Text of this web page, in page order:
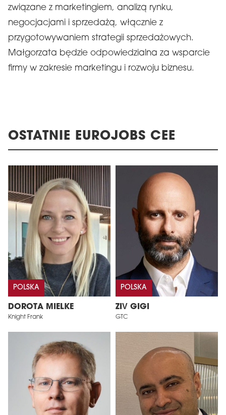
związane z marketingiem, analizą rynku,
negocjacjami i sprzedażą, włącznie z
przygotowywaniem strategii sprzedażowych.
Małgorzata będzie odpowiedzialna za wsparcie
firmy w zakresie marketingu i rozwoju biznesu.
OSTATNIE EUROJOBS CEE
POLSKA
DOROTA MIELKE
Knight Frank
POLSKA
ZIV GIGI
GTC